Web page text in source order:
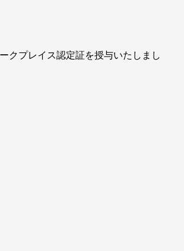
クプレイス認定証を授与いたしまし